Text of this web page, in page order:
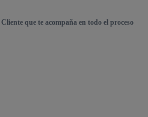
que te acompaña en todo el proceso